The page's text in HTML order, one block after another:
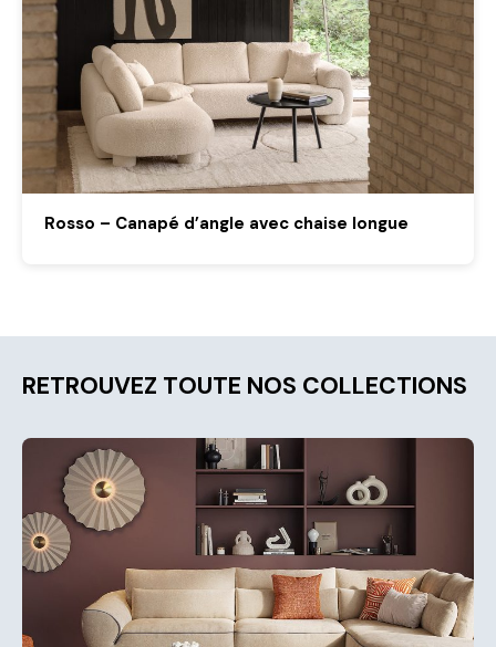
Rosso – Canapé d’angle avec chaise longue
RETROUVEZ TOUTE NOS COLLECTIONS